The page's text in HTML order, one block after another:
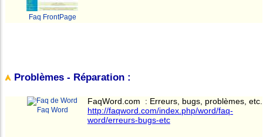
Faq FrontPage
Problèmes - Réparation :
Faq Word
FaqWord.com : Erreurs, bugs, problèmes, etc.
http://faqword.com/index.php/word/faq-
word/erreurs-bugs-etc